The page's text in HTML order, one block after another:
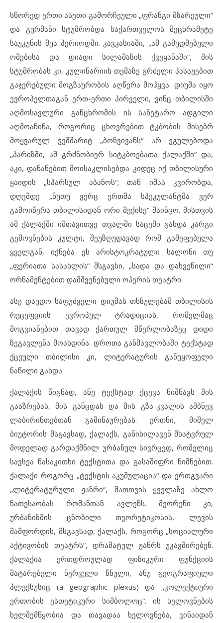
სწორედ ერთი ასეთი გამორჩეული „ფრანგი მზარეული“
და გურმანი სტუმრობდა საქართველოს მეცხრამეტე
საუკუნის შუა პერიოდში. კავკასიაში, „ამ გამუდმებული
ომებისა და დიადი სილამაზის ქვეყანაში“, მის
სტუმრობას კი, კულინარიის თემაზე გრძელი პასაჟებით
გაჯერებული მოგზაურობის აღწერა მოჰყვა. დიუმა იყო
ევროპელთაგან ერთ-ერთი პირველი, ვინც თბილისში
აღმოსავლური განცხრომის ის სანეტარო ადგილი
აღმოაჩინა, როგორიც ცხოვრებით ტკბობის მისებრ
მოყვარულ ჭეშმარიტ „ბონვივანს“ არ ეგულებოდა
„პარიზში, ამ გრძნობიერ სიტკბოებათა ქალაქში“ და,
აკი, დანანებით მოისაკლისებდა კიდეც იქ თბილისური
ყაიდის „სპარსულ აბანოს“; თან იმას კვირობდა,
დღემდე „ნუთუ ვერც ერთმა სპეკულანტმა ვერ
გამოიწერა თბილისიდან ორი მექისე“-მაინცო. მისთვის
ამ ქალაქში იმთავითვე თვალში საცემი გახდა კარგი
გემოვნე­ბის კულტი, შეუზღუდავად რომ გამეფებულა
ყველგან, იქნება ეს არისტოკრატული სალონ­ი თუ
„ფერიათა სასახლის“ მსგავსი, „სადა და დახვეწილი“
ორნამენტებით დამშვენებული ოპერის თეატრი.
ასე დაუდო საფუძველი დიუმას თხზულებამ თბილისის
რეცეფციის ევროპულ ტრადიციას, რომელმაც
მოგვიანებით თავად ქართულ მწერლობაზეც დიდი
ზეგავლენა მოახდინა. დროთა განმავლობაში ტექსტად
ქცეული თბილისი კი, ლიტერატურის განუყოფელი
ნაწილი გახდა.
ქალაქის წიგნად, ანუ ტექსტად ქცევა ნიშნავს მის
გააზრებას, მის განცდას და მის გზა-კვალის ამბნევ
ლაბირინთებთან გაშინაურებას. ერთნი, მიშელ
ბიუტორის მსგავსად, ქალაქს, განიხილავენ მხატვრულ
მოდელად გარდაქმნილ ურბანულ სივრცედ, რომელიც
სავსეა წასაკითხი ტექსტითა და გასაშიფრი ნიშნებით.
ქალაქი როგორც „ტექსტის აკუმულაცია“ და ერთგვარი
„ლიტერატურული ჟანრი“, მათთვის ყველაზე ახლო
ნათესაობას რომანთან ავლენს. მეორენი კი,
ურბანიზმის ცნობილი თეორეტიკოსის, ლევის
მამფორდის, მსგავსად, ქალაქს, როგორც „სოციალური
აქტივობის თეატრს“, დრამატულ ჟანრს უკავშირებენ.
ქალაქია ერთდროულად ფიზიკური ფუნქციის
მატარებელი ნერვული წნული, ანუ გეოგრაფიული
პლექსუსიც (a geographic plexus) და „კოლექტიური
ერთობის ესთეტიკური სიმბოლოც“. ის ხელოვნების
ხელშემწყობია და თავადაა ხელოვნება, ვინაიდან